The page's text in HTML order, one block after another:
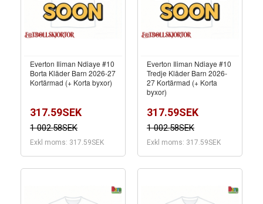
Everton Iliman Ndiaye #10
Borta Kläder Barn 2026-27
Kortärmad (+ Korta byxor)
317.59SEK
1 002.58SEK
Exkl moms: 317.59SEK
Everton Iliman Ndiaye #10
Tredje Kläder Barn 2026-
27 Kortärmad (+ Korta
byxor)
317.59SEK
1 002.58SEK
Exkl moms: 317.59SEK